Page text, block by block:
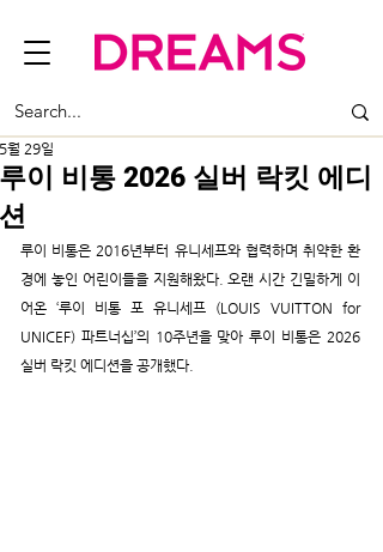
루이 비통 2026 실버 락킷 에디
션
5월 29일
루이 비통은 2016년부터 유니세프와 협력하며 취약한 환
경에 놓인 어린이들을 지원해왔다. 오랜 시간 긴밀하게 이
어온 ‘루이 비통 포 유니세프 (LOUIS VUITTON for
UNICEF) 파트너십’의 10주년을 맞아 루이 비통은 2026
실버 락킷 에디션을 공개했다.